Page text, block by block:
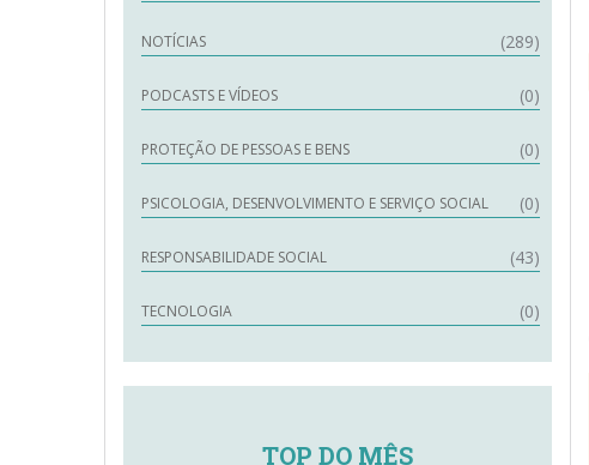
NOTÍCIAS (289)
PODCASTS E VÍDEOS (0)
PROTEÇÃO DE PESSOAS E BENS (0)
PSICOLOGIA, DESENVOLVIMENTO E SERVIÇO SOCIAL (0)
RESPONSABILIDADE SOCIAL (43)
TECNOLOGIA (0)
TOP DO MÊS